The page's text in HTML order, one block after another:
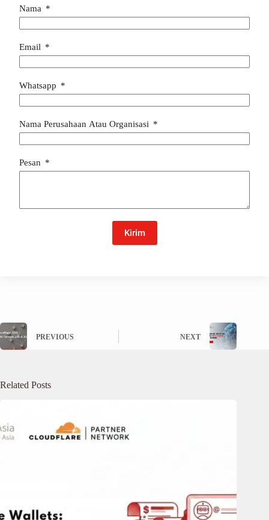
Nama
Email
Whatsapp
Nama Perusahaan Atau Organisasi
Pesan
Kirim
PREVIOUS NEXT
Related Posts